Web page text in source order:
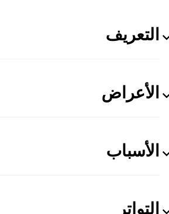
التعريف
الأعراض
الأسباب
التواتر